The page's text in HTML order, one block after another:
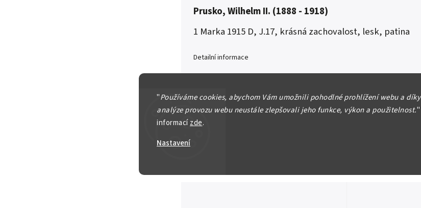
"Používáme cookies, abychom Vám umožnili pohodlné prohlížení webu a díky
analýze provozu webu neustále zlepšovali jeho funkce, výkon a použitelnost."
informacízde.
Nastavení
Prusko, Wilhelm II. (1888 - 1918)
1 Marka 1915 D, J.17, krásná zachovalost, lesk, patina
Detailní informace
Zeptat se Hlídat Sdílet